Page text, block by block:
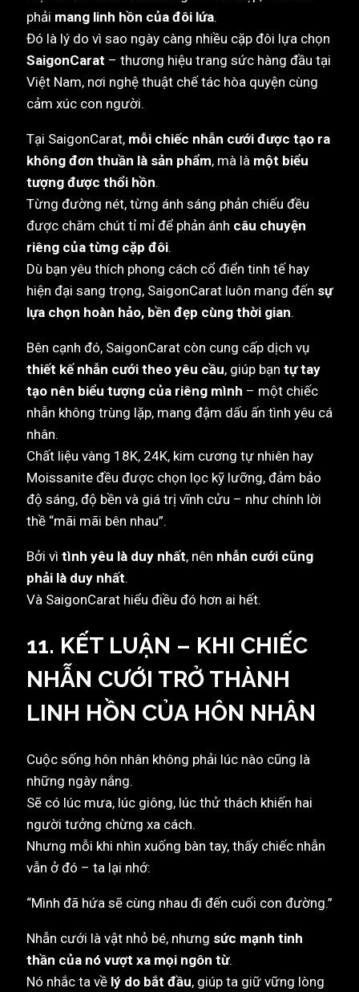
phải mang linh hồn của đôi lứa.
Đó là lý do vì sao ngày càng nhiều cặp đôi lựa chọn
SaigonCarat – thương hiệu trang sức hàng đầu tại
Việt Nam, nơi nghệ thuật chế tác hòa quyện cùng
cảm xúc con người.
Tại SaigonCarat, mỗi chiếc nhẫn cưới được tạo ra
không đơn thuần là sản phẩm, mà là một biểu
tượng được thổi hồn.
Từng đường nét, từng ánh sáng phản chiếu đều
được chăm chút tỉ mỉ để phản ánh câu chuyện
riêng của từng cặp đôi.
Dù bạn yêu thích phong cách cổ điển tinh tế hay
hiện đại sang trọng, SaigonCarat luôn mang đến sự
lựa chọn hoàn hảo, bền đẹp cùng thời gian.
Bên cạnh đó, SaigonCarat còn cung cấp dịch vụ
thiết kế nhẫn cưới theo yêu cầu, giúp bạn tự tay
tạo nên biểu tượng của riêng mình – một chiếc
nhẫn không trùng lặp, mang đậm dấu ấn tình yêu cá
nhân.
Chất liệu vàng 18K, 24K, kim cương tự nhiên hay
Moissanite đều được chọn lọc kỹ lưỡng, đảm bảo
độ sáng, độ bền và giá trị vĩnh cửu – như chính lời
thề “mãi mãi bên nhau”.
Bởi vì tình yêu là duy nhất, nên nhẫn cưới cũng
phải là duy nhất.
Và SaigonCarat hiểu điều đó hơn ai hết.
11. KẾT LUẬN – KHI CHIẾC
NHẪN CƯỚI TRỞ THÀNH
LINH HỒN CỦA HÔN NHÂN
Cuộc sống hôn nhân không phải lúc nào cũng là
những ngày nắng.
Sẽ có lúc mưa, lúc giông, lúc thử thách khiến hai
người tưởng chừng xa cách.
Nhưng mỗi khi nhìn xuống bàn tay, thấy chiếc nhẫn
vẫn ở đó – ta lại nhớ:
“Mình đã hứa sẽ cùng nhau đi đến cuối con đường.”
Nhẫn cưới là vật nhỏ bé, nhưng sức mạnh tinh
thần của nó vượt xa mọi ngôn từ.
Nó nhắc ta về lý do bắt đầu, giúp ta giữ vững lòng